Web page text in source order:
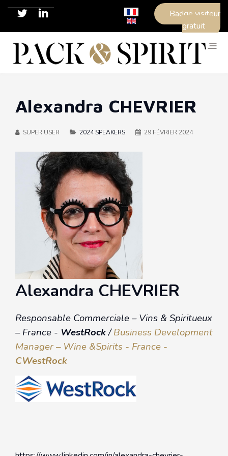
Sélectionnez votre langue
Badge visiteur
gratuit
Alexandra CHEVRIER
SUPER USER 2024 SPEAKERS 29 FÉVRIER 2024
Alexandra CHEVRIER
Responsable Commerciale – Vins & Spiritueux
– France - WestRock/Business Development
Manager – Wine &Spirits - France -
CWestRock